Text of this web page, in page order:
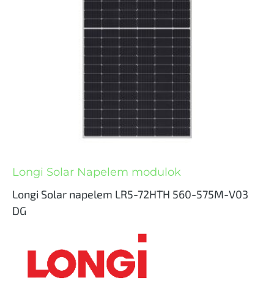
Longi Solar Napelem modulok
Longi Solar napelem LR5-72HTH 560-575M-V03
DG